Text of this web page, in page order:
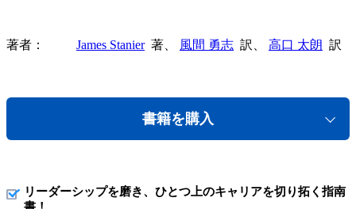
著者 James Stanier著、 風間 勇志 訳、 高口 太朗 訳
書籍を購入
リーダーシップを磨き、ひとつ上のキャリアを切り拓く指南